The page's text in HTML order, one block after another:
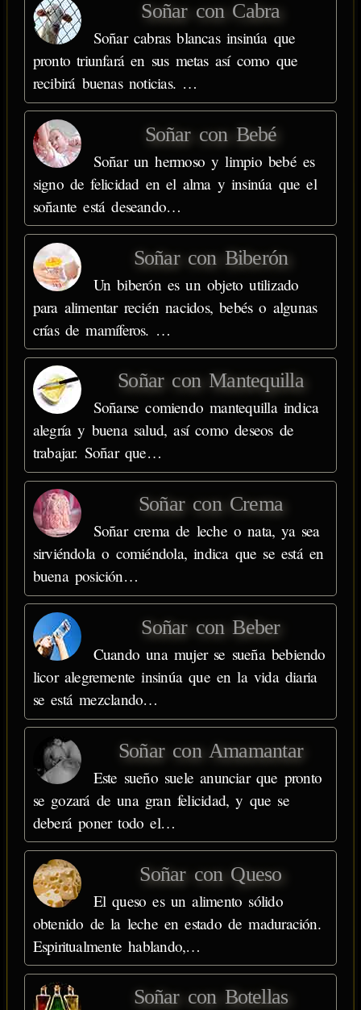
Soñar con Cabra
Soñar cabras blancas insinúa que
pronto triunfará en sus metas así como que
recibirá buenas noticias. …
Soñar con Bebé
Soñar un hermoso y limpio bebé es
signo de felicidad en el alma y insinúa que el
soñante está deseando…
Soñar con Biberón
Un biberón es un objeto utilizado
para alimentar recién nacidos, bebés o algunas
crías de mamíferos. …
Soñar con Mantequilla
Soñarse comiendo mantequilla indica
alegría y buena salud, así como deseos de
trabajar. Soñar que…
Soñar con Crema
Soñar crema de leche o nata, ya sea
sirviéndola o comiéndola, indica que se está en
buena posición…
Soñar con Beber
Cuando una mujer se sueña bebiendo
licor alegremente insinúa que en la vida diaria
se está mezclando…
Soñar con Amamantar
Este sueño suele anunciar que pronto
se gozará de una gran felicidad, y que se
deberá poner todo el…
Soñar con Queso
El queso es un alimento sólido
obtenido de la leche en estado de maduración.
Espiritualmente hablando,…
Soñar con Botellas